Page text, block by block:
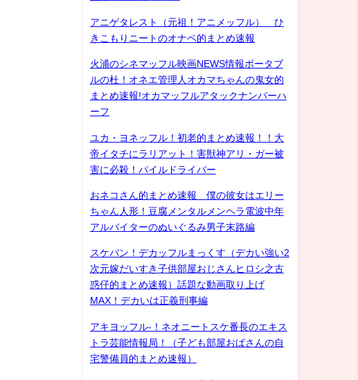
アニゲタレスト（元祖！アニメッフル） ひ
きこもりニートのオナベ的まとめ速報
火浦のシネマッフル映画NEWS情報ポータブ
ルの杜！オネエ管理人オカマちゃんの鬼女的
まとめ速報!オカマッフルアタックナンバーハ
ーフ
ユカ・ヨネッフル！初老的まとめ速報！！大
帝イタチにラリアット！害獣神アリ・ガー被
害に必殺！パイルドライバー
おネコさん的まとめ速報 僕の彼女はエリー
ちゃん人形！豆腐メンタルメンヘラ電波中年
アルバイターのぬいぐるみ男子末路編
スケバン！デカッフルまっくす（デカい強い2
次元嫁だいすき子供部屋おじさんヒロシ之古
惑仔的まとめ速報）話題な動画取り上げ
MAX！デカいは正義刑事編
アキヨッフル-！ネオニートスケ番長のエキス
トラ芸能情報局！（子ども部屋おばさんの自
宅警備員的まとめ速報）